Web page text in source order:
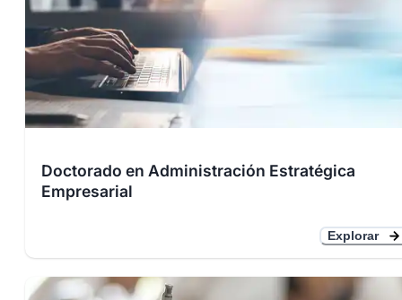
Doctorado en Administración Estratégica
Empresarial
Explorar